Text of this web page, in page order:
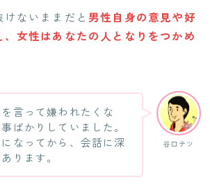
ないままだと 男性自身の意見や好
女性はあなたの人となりをつかめ
谷口テツ
言って嫌われたくな
ばかりしていました。
なってから、会話に深
ります。